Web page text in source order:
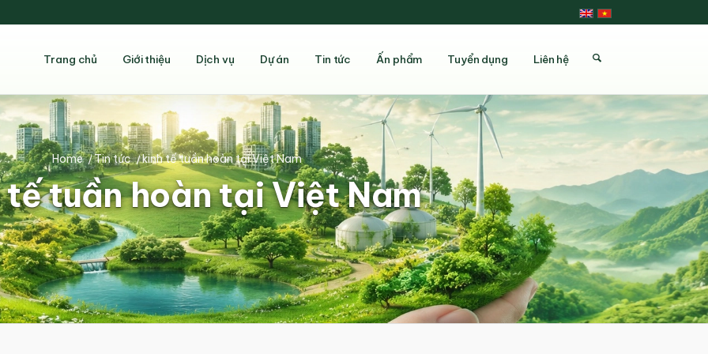
Trang chủ Giới thiệu Dịch vụ Dự án Tin tức Ấn phẩm Tuyển dụng Liên hệ
tế tuần hoàn tại Việt Nam
Home /Tin tức /kinh tế tuần hoàn tại Việt Nam